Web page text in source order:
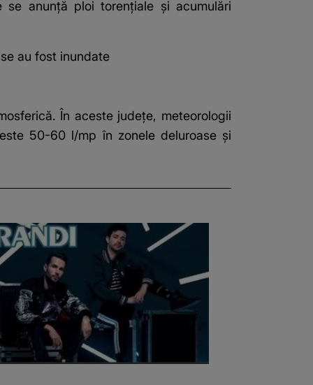
anunță ploi torențiale și acumulări
au fost inundate
În aceste județe, meteorologii
50-60 l/mp în zonele deluroase și